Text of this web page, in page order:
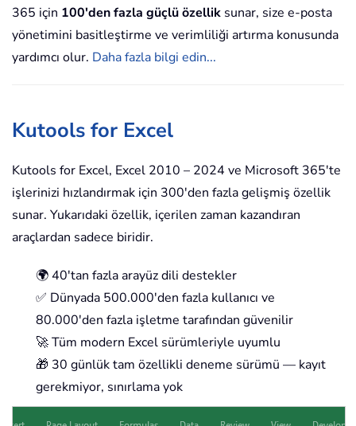
365 için 100'den fazla güçlü özellik sunar, size e-posta
yönetimini basitleştirme ve verimliliği artırma konusunda
yardımcı olur. Daha fazla bilgi edin...
Kutools for Excel
Kutools for Excel, Excel 2010 – 2024 ve Microsoft 365'te
işlerinizi hızlandırmak için 300'den fazla gelişmiş özellik
sunar. Yukarıdaki özellik, içerilen zaman kazandıran
araçlardan sadece biridir.
🌍 40'tan fazla arayüz dili destekler
✅ Dünyada 500.000'den fazla kullanıcı ve
80.000'den fazla işletme tarafından güvenilir
🚀 Tüm modern Excel sürümleriyle uyumlu
🎁 30 günlük tam özellikli deneme sürümü — kayıt
gerekmiyor, sınırlama yok